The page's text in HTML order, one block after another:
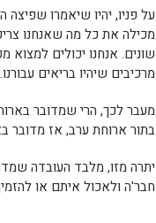
על פניו, יהיו שיאמרו
מכילה את כל מה שאנחנו
שונים. אנחנו יכולים למצוא
מרכיבים שיהיו בריאים עבורנו.
מעבר לכך, הרי שמדובר
בתור ארוחת ערב, אז מדובר
יתרה מזו, מלבד העובדה
חבר'ה ולאכול איתם או